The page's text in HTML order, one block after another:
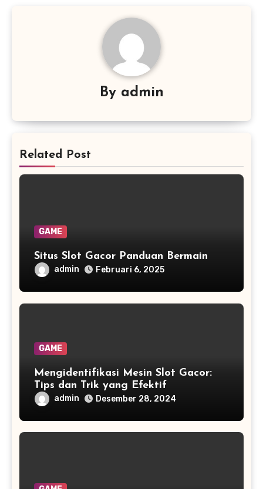
By admin
Related Post
GAME
Situs Slot Gacor Panduan Bermain
admin Februari 6, 2025
GAME
Mengidentifikasi Mesin Slot Gacor:
Tips dan Trik yang Efektif
admin Desember 28, 2024